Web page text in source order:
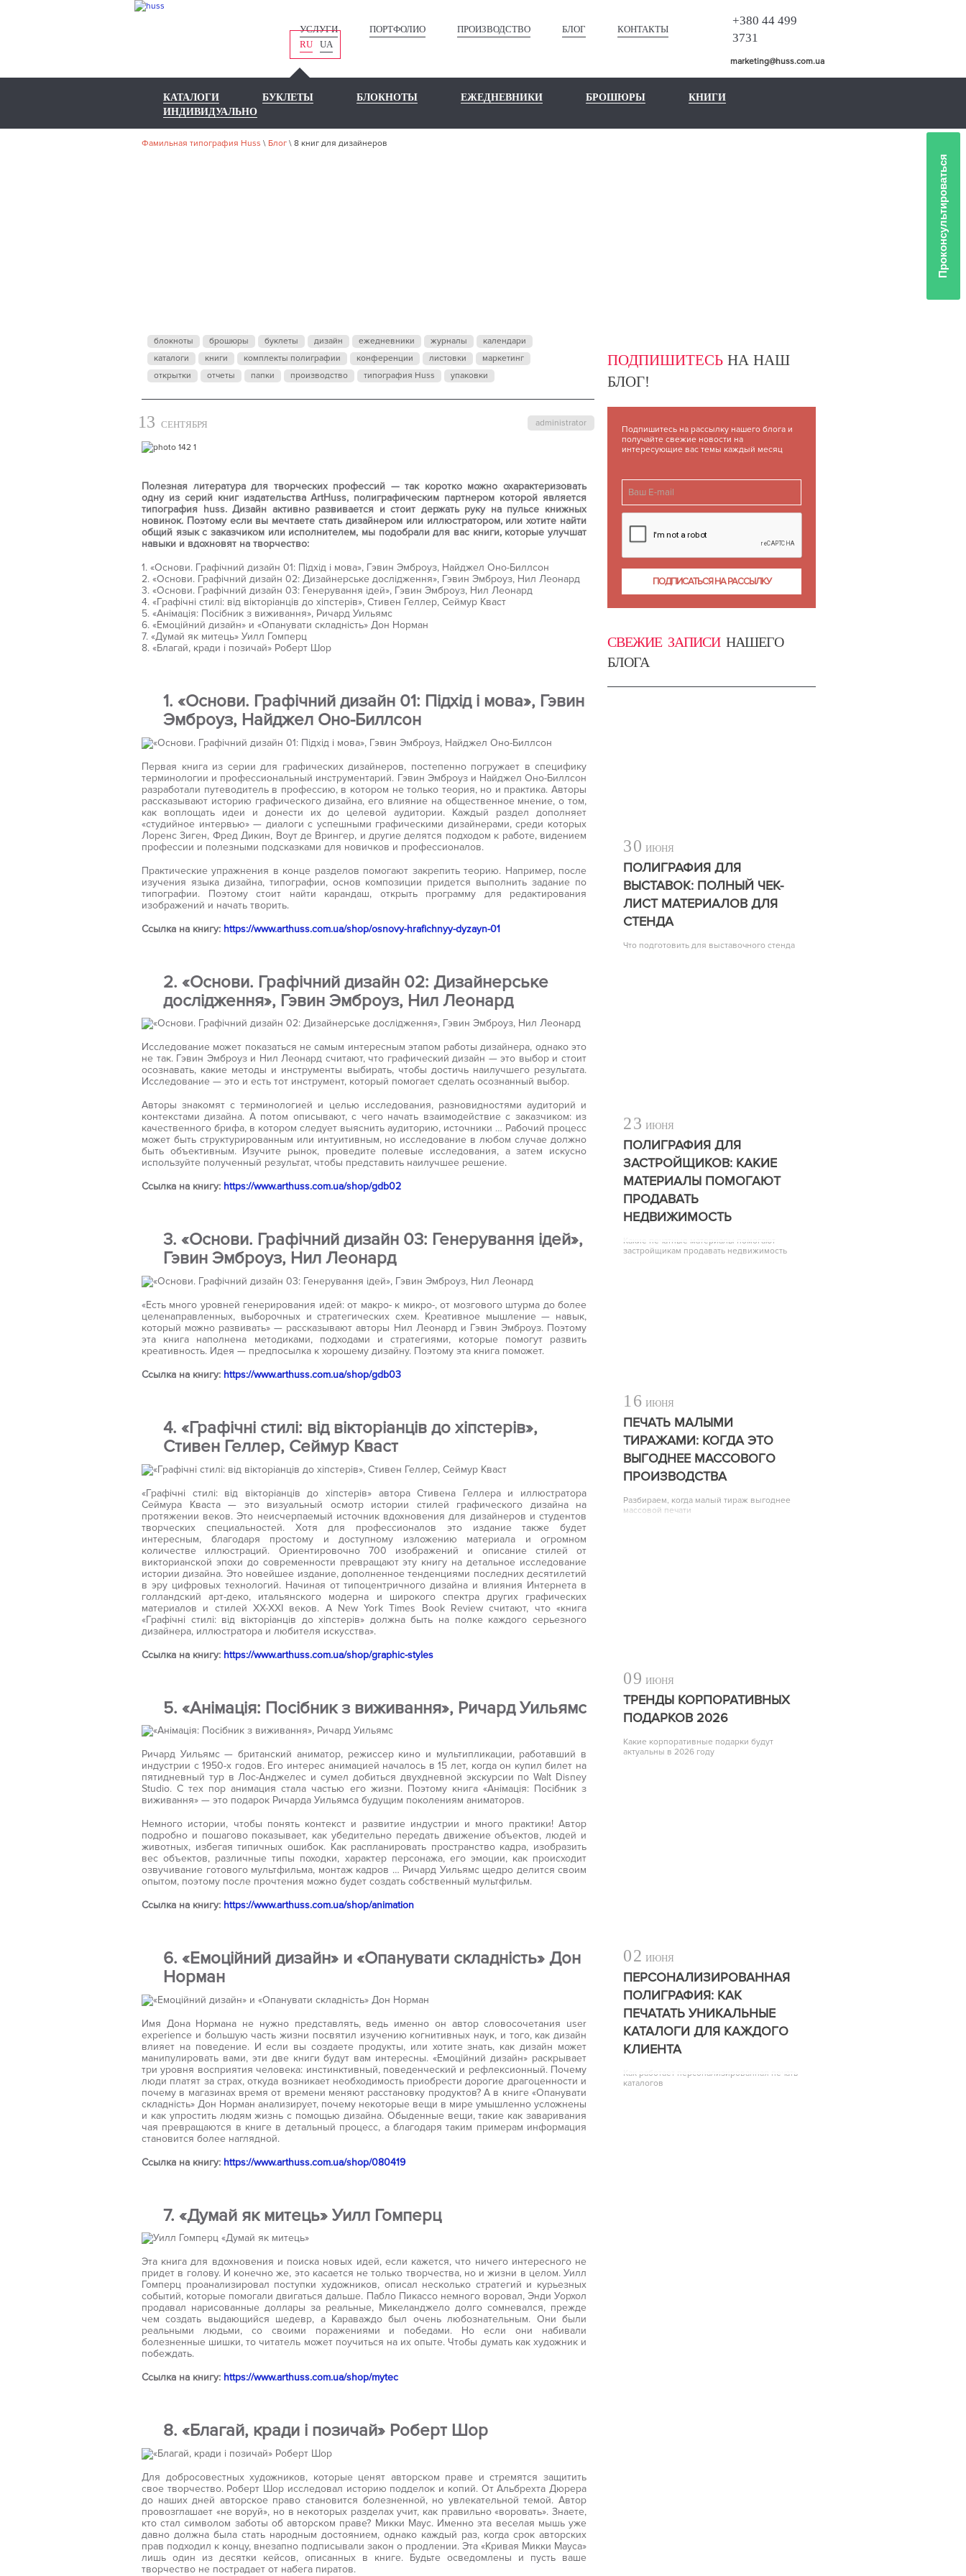
УСЛУГИ ПОРТФОЛИО ПРОИЗВОДСТВО БЛОГ
КОНТАКТЫ
RU
UA
+380 44 499
3731
marketing@huss.com.ua
КАТАЛОГИ БУКЛЕТЫ БЛОКНОТЫ ЕЖЕДНЕВНИКИ БРОШЮРЫ
КНИГИ
ИНДИВИДУАЛЬНО
Фамильная типография Huss \ Блог \ 8 книг для дизайнеров
блокноты брошюры буклеты дизайн ежедневники журналы
календари
каталоги
книги комплекты полиграфии конференции листовки
маркетинг
открытки
отчеты папки производство типография Huss упаковки
administrator
13 СЕНТЯБРЯ
Полезная литература для творческих профессий — так коротко можно охарактеризовать
одну из серий книг издательства ArtHuss, полиграфическим партнером которой является
типография huss. Дизайн активно развивается и стоит держать руку на пульсе книжных
новинок. Поэтому если вы мечтаете стать дизайнером или иллюстратором, или хотите найти
общий язык с заказчиком или исполнителем, мы подобрали для вас книги, которые улучшат
навыки и вдохновят на творчество:
1. «Основи. Графічний дизайн 01: Підхід і мова», Гэвин Эмброуз, Найджел Оно-Биллсон
2. «Основи. Графічний дизайн 02: Дизайнерське дослідження», Гэвин Эмброуз, Нил Леонард
3. «Основи. Графічний дизайн 03: Генерування ідей», Гэвин Эмброуз, Нил Леонард
4. «Графічні стилі: від вікторіанців до хіпстерів», Стивен Геллер, Сеймур Кваст
5. «Анімація: Посібник з виживання», Ричард Уильямс
6. «Емоційний дизайн» и «Опанувати складність» Дон Норман
7. «Думай як митець» Уилл Гомперц
8. «Благай, кради і позичай» Роберт Шор
1. «Основи. Графічний дизайн 01: Підхід і мова», Гэвин
Эмброуз, Найджел Оно-Биллсон
Первая книга из серии для графических дизайнеров, постепенно погружает в специфику
терминологии и профессиональный инструментарий. Гэвин Эмброуз и Найджел Оно-Биллсон
разработали путеводитель в профессию, в котором не только теория, но и практика. Авторы
рассказывают историю графического дизайна, его влияние на общественное мнение, о том,
как воплощать идеи и донести их до целевой аудитории. Каждый раздел дополняет
«студийное интервью» — диалоги с успешными графическими дизайнерами, среди которых
Лоренс Зиген, Фред Дикин, Воут де Врингер, и другие делятся подходом к работе, видением
профессии и полезными подсказками для новичков и профессионалов.
Практические упражнения в конце разделов помогают закрепить теорию. Например, после
изучения языка дизайна, типографии, основ композиции придется выполнить задание по
типографии. Поэтому стоит найти карандаш, открыть программу для редактирования
изображений и начать творить.
Ссылка на книгу: https://www.arthuss.com.ua/shop/osnovy-hrafichnyy-dyzayn-01
2. «Основи. Графічний дизайн 02: Дизайнерське
дослідження», Гэвин Эмброуз, Нил Леонард
Исследование может показаться не самым интересным этапом работы дизайнера, однако это
не так. Гэвин Эмброуз и Нил Леонард считают, что графический дизайн — это выбор и стоит
осознавать, какие методы и инструменты выбирать, чтобы достичь наилучшего результата.
Исследование — это и есть тот инструмент, который помогает сделать осознанный выбор.
Авторы знакомят с терминологией и целью исследования, разновидностями аудиторий и
контекстами дизайна. А потом описывают, с чего начать взаимодействие с заказчиком: из
качественного брифа, в котором следует выяснить аудиторию, источники … Рабочий процесс
может быть структурированным или интуитивным, но исследование в любом случае должно
быть объективным. Изучите рынок, проведите полевые исследования, а затем искусно
используйте полученный результат, чтобы представить наилучшее решение.
Ссылка на книгу: https://www.arthuss.com.ua/shop/gdb02
3. «Основи. Графічний дизайн 03: Генерування ідей»,
Гэвин Эмброуз, Нил Леонард
«Есть много уровней генерирования идей: от макро- к микро-, от мозгового штурма до более
целенаправленных, выборочных и стратегических схем. Креативное мышление — навык,
который можно развивать» — рассказывают авторы Нил Леонард и Гэвин Эмброуз. Поэтому
эта книга наполнена методиками, подходами и стратегиями, которые помогут развить
креативность. Идея — предпосылка к хорошему дизайну. Поэтому эта книга поможет.
Ссылка на книгу: https://www.arthuss.com.ua/shop/gdb03
4. «Графічні стилі: від вікторіанців до хіпстерів»,
Стивен Геллер, Сеймур Кваст
«Графічні стилі: від вікторіанців до хіпстерів» автора Стивена Геллера и иллюстратора
Сеймура Кваста — это визуальный осмотр истории стилей графического дизайна на
протяжении веков. Это неисчерпаемый источник вдохновения для дизайнеров и студентов
творческих специальностей. Хотя для профессионалов это издание также будет
интересным, благодаря простому и доступному изложению материала и огромном
количестве иллюстраций. Ориентировочно 700 изображений и описание стилей от
викторианской эпохи до современности превращают эту книгу на детальное исследование
истории дизайна. Это новейшее издание, дополненное тенденциями последних десятилетий
в эру цифровых технологий. Начиная от типоцентричного дизайна и влияния Интернета в
голландский арт-деко, итальянского модерна и широкого спектра других графических
материалов и стилей ХХ-XXI веков. А New York Times Book Review считают, что «книга
«Графічні стилі: від вікторіанців до хіпстерів» должна быть на полке каждого серьезного
дизайнера, иллюстратора и любителя искусства».
Ссылка на книгу: https://www.arthuss.com.ua/shop/graphic-styles
5. «Анімація: Посібник з виживання», Ричард Уильямс
Ричард Уильямс — британский аниматор, режиссер кино и мультипликации, работавший в
индустрии с 1950-х годов. Его интерес анимацией началось в 15 лет, когда он купил билет на
пятидневный тур в Лос-Анджелес и сумел добиться двухдневной экскурсии по Walt Disney
Studio. С тех пор анимация стала частью его жизни. Поэтому книга «Анімація: Посібник з
виживання» — это подарок Ричарда Уильямса будущим поколениям аниматоров.
Немного истории, чтобы понять контекст и развитие индустрии и много практики! Автор
подробно и пошагово показывает, как убедительно передать движение объектов, людей и
животных, избегая типичных ошибок. Как распланировать пространство кадра, изобразить
вес объектов, различные типы походки, характер персонажа, его эмоции, как происходит
озвучивание готового мультфильма, монтаж кадров … Ричард Уильямс щедро делится своим
опытом, поэтому после прочтения можно будет создать собственный мультфильм.
Ссылка на книгу: https://www.arthuss.com.ua/shop/animation
6. «Емоційний дизайн» и «Опанувати складність» Дон
Норман
Имя Дона Нормана не нужно представлять, ведь именно он автор словосочетания user
experience и большую часть жизни посвятил изучению когнитивных наук, и того, как дизайн
влияет на поведение. И если вы создаете продукты, или хотите знать, как дизайн может
манипулировать вами, эти две книги будут вам интересны. «Емоційний дизайн» раскрывает
три уровня восприятия человека: инстинктивный, поведенческий и рефлексионный. Почему
люди платят за страх, откуда возникает необходимость приобрести дорогие драгоценности и
почему в магазинах время от времени меняют расстановку продуктов? А в книге «Опанувати
складність» Дон Норман анализирует, почему некоторые вещи в мире умышленно усложнены
и как упростить людям жизнь с помощью дизайна. Обыденные вещи, такие как заваривания
чая превращаются в книге в детальный процесс, а благодаря таким примерам информация
становится более наглядной.
Ссылка на книгу: https://www.arthuss.com.ua/shop/080419
7. «Думай як митець» Уилл Гомперц
Эта книга для вдохновения и поиска новых идей, если кажется, что ничего интересного не
придет в голову. И конечно же, это касается не только творчества, но и жизни в целом. Уилл
Гомперц проанализировал поступки художников, описал несколько стратегий и курьезных
событий, которые помогали двигаться дальше. Пабло Пикассо немного воровал, Энди Уорхол
продавал нарисованные доллары за реальные, Микеланджело долго сомневался, прежде
чем создать выдающийся шедевр, а Караваждо был очень любознательным. Они были
реальными людьми, со своими поражениями и победами. Но если они набивали
болезненные шишки, то читатель может поучиться на их опыте. Чтобы думать как художник и
побеждать.
Ссылка на книгу: https://www.arthuss.com.ua/shop/mytec
8. «Благай, кради і позичай» Роберт Шор
Для добросовестных художников, которые ценят авторском праве и стремятся защитить
свое творчество. Роберт Шор исследовал историю подделок и копий. От Альбрехта Дюрера
до наших дней авторское право становится болезненной, но увлекательной темой. Автор
провозглашает «не воруй», но в некоторых разделах учит, как правильно «воровать». Знаете,
кто стал символом заботы об авторском праве? Микки Маус. Именно эта веселая мышь уже
давно должна была стать народным достоянием, однако каждый раз, когда срок авторских
прав подходил к концу, внезапно подписывали закон о продлении. Эта «Кривая Микки Мауса»
лишь один из десятки кейсов, описанных в книге. Будьте осведомлены и пусть ваше
творчество не пострадает от набега пиратов.
ПОДПИШИТЕСЬ НА НАШ
БЛОГ!
Подпишитесь на рассылку нашего блога и
получайте свежие новости на
интересующие вас темы каждый месяц
СВЕЖИЕ ЗАПИСИНАШЕГО
БЛОГА
30 ИЮНЯ
ПОЛИГРАФИЯ ДЛЯ
ВЫСТАВОК: ПОЛНЫЙ ЧЕК-
ЛИСТ МАТЕРИАЛОВ ДЛЯ
СТЕНДА
Что подготовить для выставочного стенда
23 ИЮНЯ
ПОЛИГРАФИЯ ДЛЯ
ЗАСТРОЙЩИКОВ: КАКИЕ
МАТЕРИАЛЫ ПОМОГАЮТ
ПРОДАВАТЬ
НЕДВИЖИМОСТЬ
Какие печатные материалы помогают
застройщикам продавать недвижимость
16 ИЮНЯ
ПЕЧАТЬ МАЛЫМИ
ТИРАЖАМИ: КОГДА ЭТО
ВЫГОДНЕЕ МАССОВОГО
ПРОИЗВОДСТВА
Разбираем, когда малый тираж выгоднее
массовой печати
09 ИЮНЯ
ТРЕНДЫ КОРПОРАТИВНЫХ
ПОДАРКОВ 2026
Какие корпоративные подарки будут
актуальны в 2026 году
02 ИЮНЯ
ПЕРСОНАЛИЗИРОВАННАЯ
ПОЛИГРАФИЯ: КАК
ПЕЧАТАТЬ УНИКАЛЬНЫЕ
КАТАЛОГИ ДЛЯ КАЖДОГО
КЛИЕНТА
Как работает персонализированная печать
каталогов
Проконсультироваться